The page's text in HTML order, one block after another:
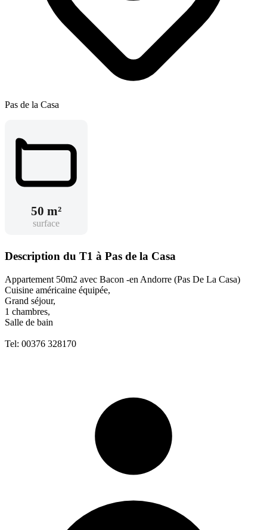
Pas de la Casa
50 m²
surface
Description du T1 à Pas de la Casa
Appartement 50m2 avec Bacon -en Andorre (Pas De La Casa)
Cuisine américaine équipée,
Grand séjour,
1 chambres,
Salle de bain
Tel: 00376 328170